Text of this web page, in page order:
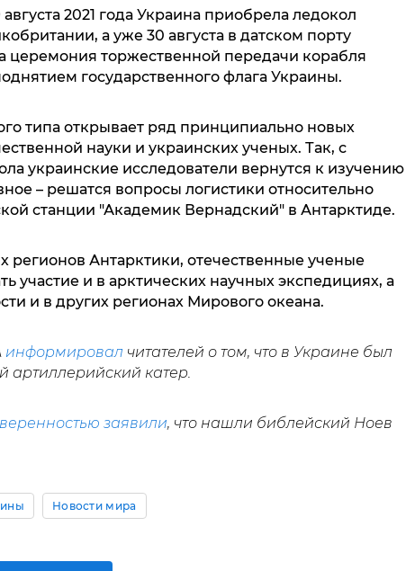
2021 года Украина приобрела ледокол
а уже 30 августа в датском порту
торжественной передачи корабля
государственного флага Украины.
типа открывает ряд принципиально новых
науки и украинских ученых. Так, с
украинские исследователи вернутся к изучению
– решатся вопросы логистики относительно
станции "Академик Вернадский" в Антарктиде.
регионов Антарктики, отечественные ученые
участие и в арктических научных экспедициях, а
и в других регионах Мирового океана.
информировал читателей о том, что в Украине был
артиллерийский катер.
заявили, что нашли библейский Ноев
Новости мира